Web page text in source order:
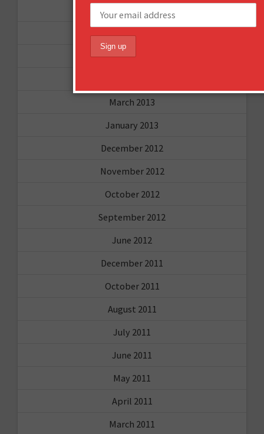
September 2013
August 2013
May 2013
March 2013
January 2013
December 2012
November 2012
October 2012
September 2012
June 2012
December 2011
October 2011
August 2011
July 2011
June 2011
May 2011
April 2011
March 2011